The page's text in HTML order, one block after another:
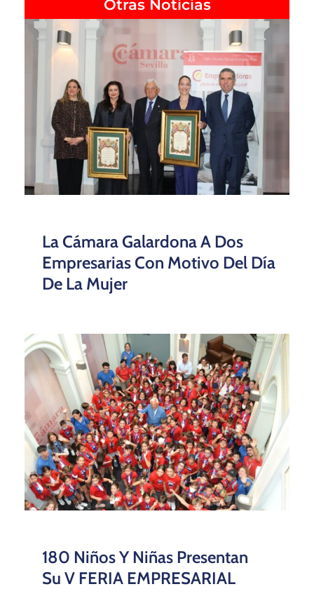
Otras Noticias
La Cámara Galardona A Dos
Empresarias Con Motivo Del Día
De La Mujer
180 Niños Y Niñas Presentan
Su V FERIA EMPRESARIAL